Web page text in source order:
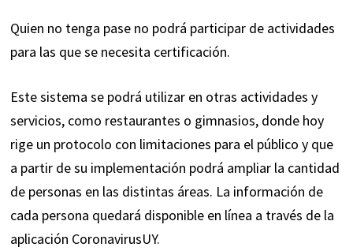
Quien no tenga pase no podrá participar de actividades
para las que se necesita certificación.
Este sistema se podrá utilizar en otras actividades y
servicios, como restaurantes o gimnasios, donde hoy
rige un protocolo con limitaciones para el público y que
a partir de su implementación podrá ampliar la cantidad
de personas en las distintas áreas. La información de
cada persona quedará disponible en línea a través de la
aplicación CoronavirusUY.